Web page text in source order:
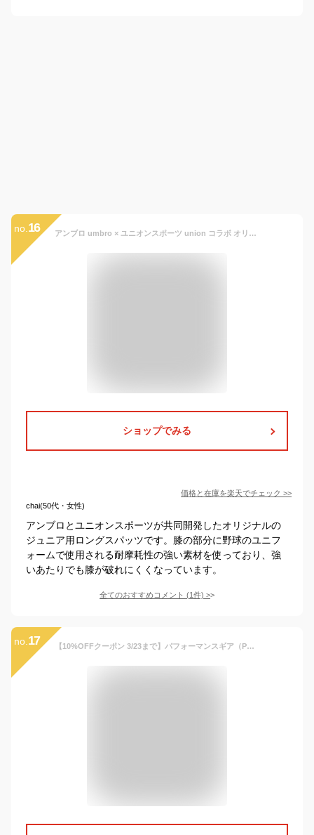
no. 16 アンブロ umbro × ユニオンスポーツ union コラボ オリジナル ジュニア ロングスパッツ UAA9610UJP
ショップでみる
価格と在庫を楽天でチェック >>
chai(50代・女性)
アンブロとユニオンスポーツが共同開発したオリジナルの
ジュニア用ロングスパッツです。膝の部分に野球のユニフ
ォームで使用される耐摩耗性の強い素材を使っており、強
いあたりでも膝が破れにくくなっています。
全てのおすすめコメント (1件) >
no. 17 【10%OFFクーポン 3/23まで】パフォーマンスギア（PG）（キッズ）サッカーウェア ジュニア コンプレッションロングスパッツ 742PG9ES4530 BLK